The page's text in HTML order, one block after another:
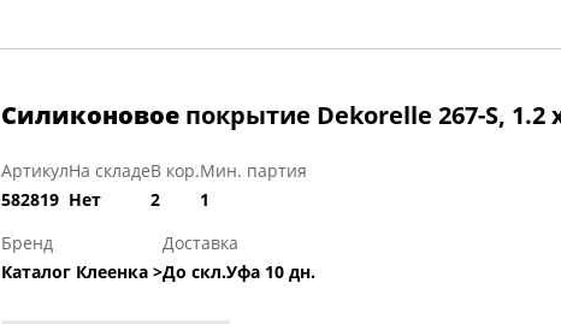
Силиконовое покрытие Dekorelle 267-S, 1.2
Артикул
582819
На складе
Нет
В кор.
2
Мин. партия
1
Бренд
Каталог Клеенка >
Доставка
До скл.Уфа 10 дн.